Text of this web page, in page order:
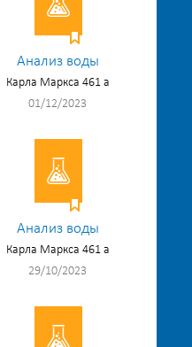
Анализ воды
Карла Маркса 461 а
01/12/2023
Анализ воды
Карла Маркса 461 а
29/10/2023